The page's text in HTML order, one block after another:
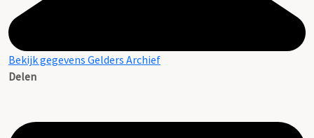
Bekijk gegevens Gelders Archief
Delen